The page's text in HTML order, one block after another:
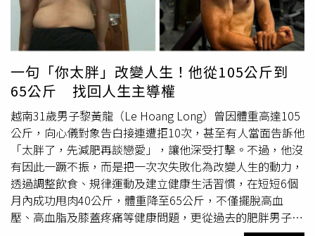
狀況，將使得營養成分受到影響，口感也會變得較軟爛。此
外，有些細菌，如李斯特菌可在低溫環境生存，即使是冷凍
食品也有機會遭受污染，不慎誤食可能引發食物中毒，但食
用前充分加熱有助於降低風險。比挑選新鮮蔬果簡單 營養
師教冷凍蔬果如何挑根據外媒Eating Well報導，雖然購買冷
凍蔬果相對比挑選新鮮蔬果簡單，但選購時還是有一些細節
值得留意，營養師也整理出以下4點注意事項：1. 結冰成塊
的蔬果別買 可能代表儲存不當Whitney Stuart營養師指
出，多數蔬果會在採收後經由速凍技術快速冷凍，以減少冰
晶形成，在正常保存的情況下，袋內食材應該是彼此分開的
狀態，挑選時可輕輕搖晃觀察。如果看到冷凍蔬果包裝內有
大量的結霜，或整袋蔬果凍成一大團，可能代表產品經過較
長的時間才徹底冷凍，或是在運輸或保存過程中溫度有變
一句「你太胖」改變人生！他從105公斤到
65公斤 找回人生主導權
越南31歲男子黎黃龍（Le Hoang Long）曾因體重高達105
公斤，向心儀對象告白接連遭拒10次，甚至有人當面告訴他
「太胖了，先減肥再談戀愛」，讓他深受打擊。不過，他沒
有因此一蹶不振，而是把一次次失敗化為改變人生的動力，
透過調整飲食、規律運動及建立健康生活習慣，在短短6個
月內成功甩肉40公斤，體重降至65公斤，不僅擺脫高血
壓、高血脂及膝蓋疼痛等健康問題，更從過去的肥胖男子蛻